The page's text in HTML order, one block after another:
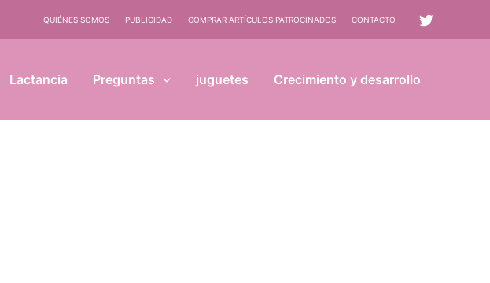
QUIÉNES SOMOS PUBLICIDAD COMPRAR ARTÍCULOS PATROCINADOS CONTACTO
Lactancia Preguntas juguetes Crecimiento y desarrollo